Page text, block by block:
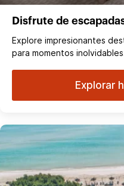
Disfrute de
Explore impresionantes
para momentos
Explorar